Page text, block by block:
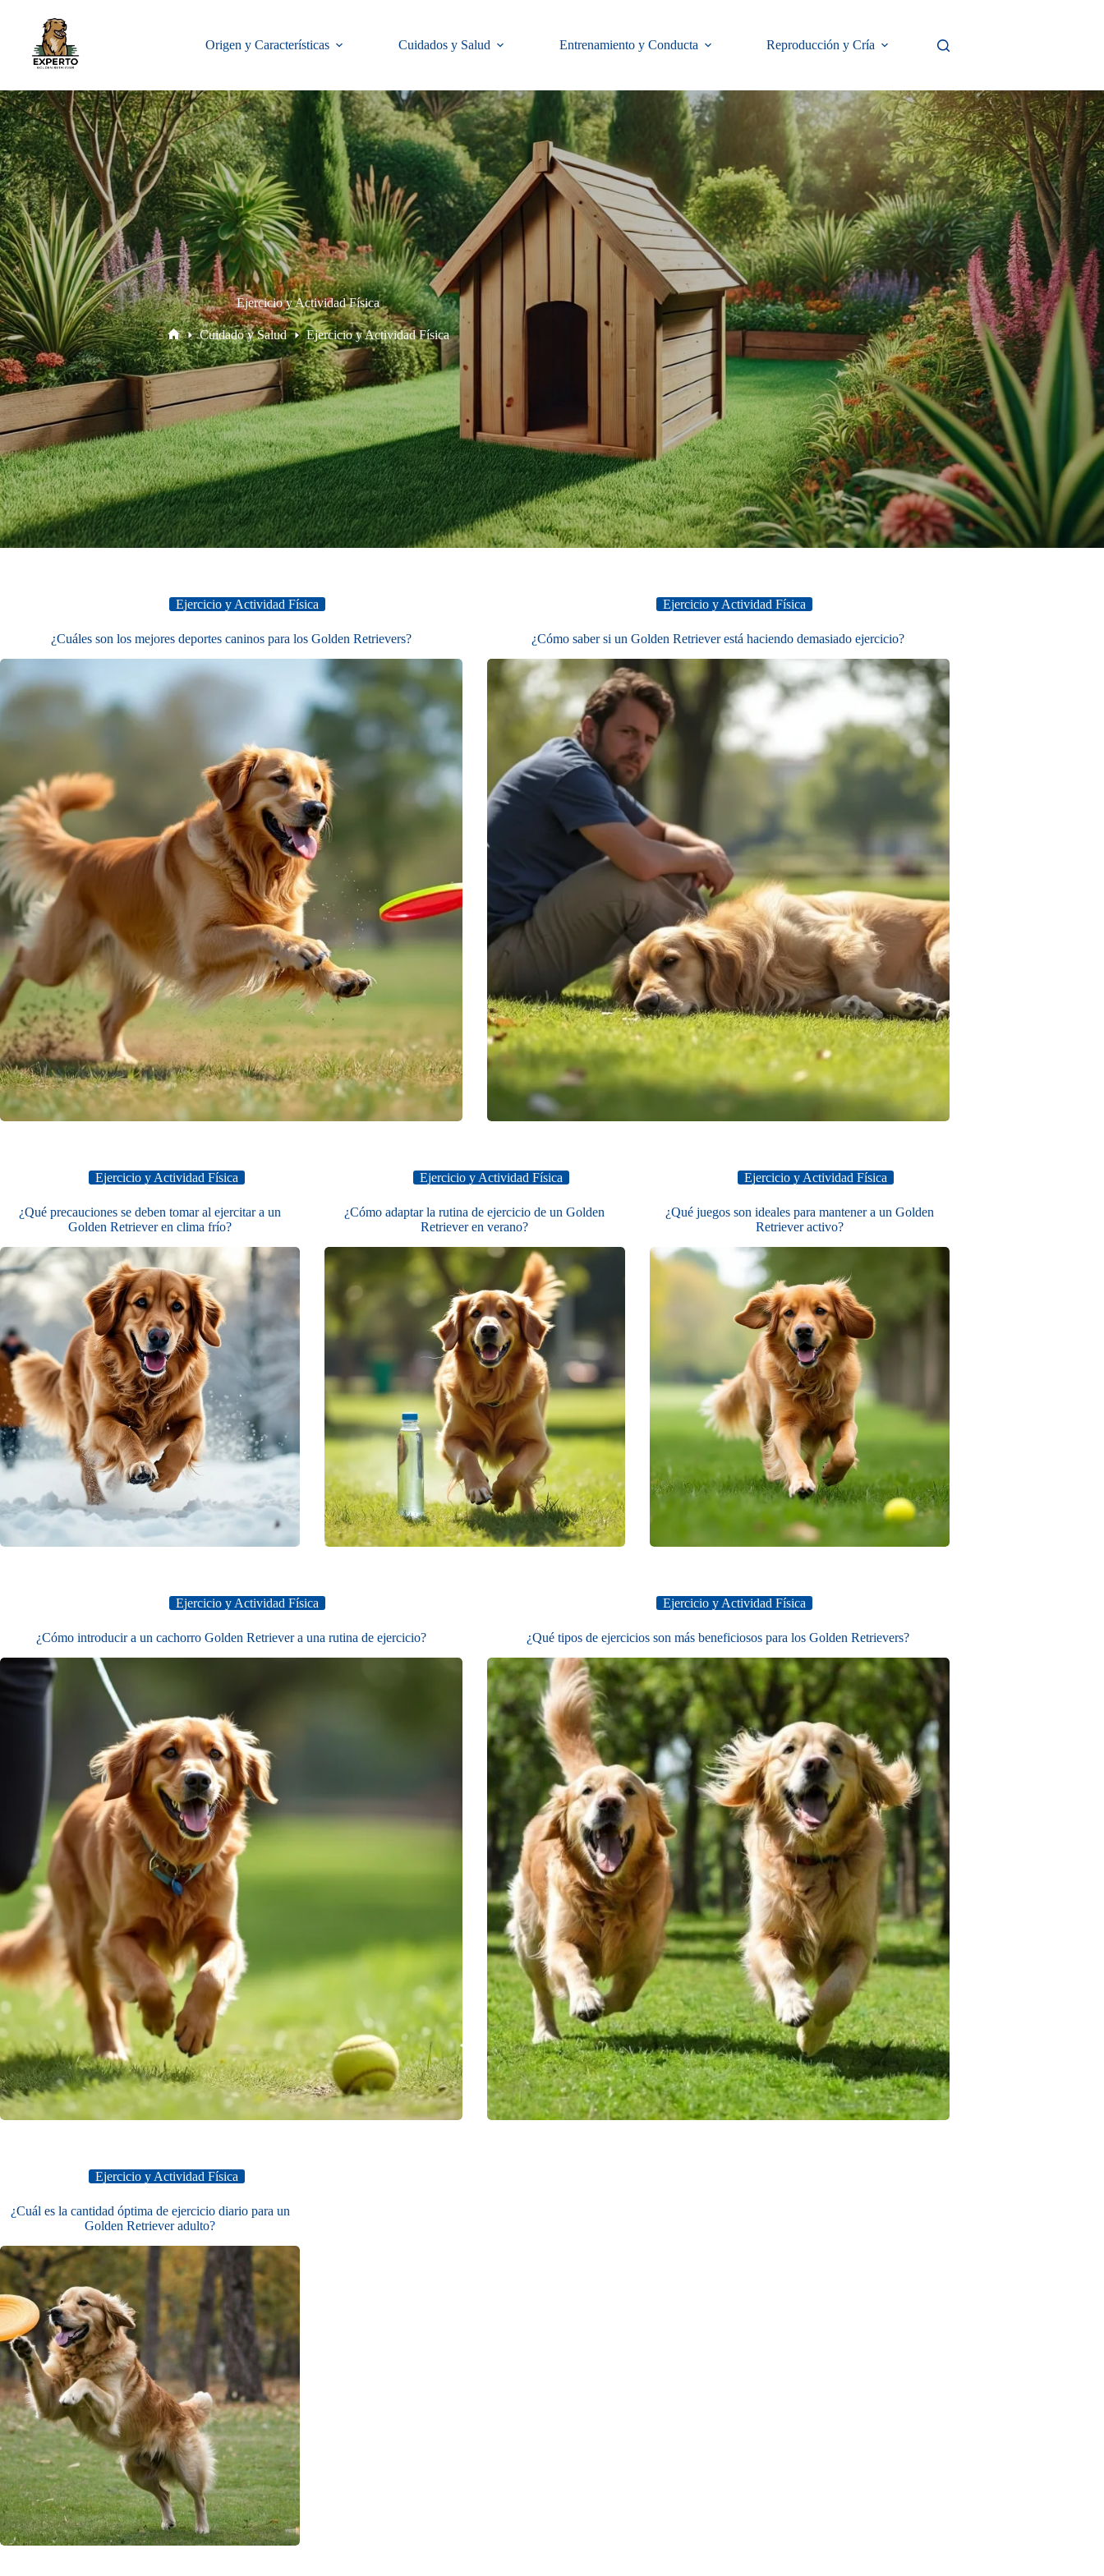
Origen y Características Cuidados y Salud Entrenamiento y Conducta Reproducción y Cría
Ejercicio y Actividad Física
Cuidado y Salud Ejercicio y Actividad Física
Ejercicio y Actividad Física
¿Cuáles son los mejores deportes caninos para los Golden Retrievers?
Ejercicio y Actividad Física
¿Cómo saber si un Golden Retriever está haciendo demasiado ejercicio?
Ejercicio y Actividad Física
¿Qué precauciones se deben tomar al ejercitar a un
Golden Retriever en clima frío?
Ejercicio y Actividad Física
¿Cómo adaptar la rutina de ejercicio de un Golden
Retriever en verano?
Ejercicio y Actividad Física
¿Qué juegos son ideales para mantener a un Golden
Retriever activo?
Ejercicio y Actividad Física
¿Cómo introducir a un cachorro Golden Retriever a una rutina de ejercicio?
Ejercicio y Actividad Física
¿Qué tipos de ejercicios son más beneficiosos para los Golden Retrievers?
Ejercicio y Actividad Física
¿Cuál es la cantidad óptima de ejercicio diario para un
Golden Retriever adulto?